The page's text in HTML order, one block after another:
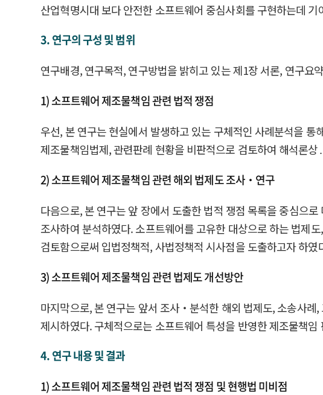
산업혁명시대 보다 안전한 소프트웨어 중심사회를 구현하는데 기
3. 연구의 구성 및 범위
연구배경, 연구목적, 연구방법을 밝히고 있는 제1장 서론, 연구
1) 소프트웨어 제조물책임 관련 법적 쟁점
우선, 본 연구는 현실에서 발생하고 있는 구체적인 사례분석을
제조물책임법제, 관련판례 현황을 비판적으로 검토하여 해석론
2) 소프트웨어 제조물책임 관련 해외 법제도 조사‧연구
다음으로, 본 연구는 앞 장에서 도출한 법적 쟁점 목록을 중심으
조사하여 분석하였다. 소프트웨어를 고유한 대상으로 하는 법제
검토함으로써 입법정책적, 사법정책적 시사점을 도출하고자 하였
3) 소프트웨어 제조물책임 관련 법제도 개선방안
마지막으로, 본 연구는 앞서 조사‧분석한 해외 법제도, 소송사
제시하였다. 구체적으로는 소프트웨어 특성을 반영한 제조물책
4. 연구 내용 및 결과
1) 소프트웨어 제조물책임 관련 법적 쟁점 및 현행법 미비점